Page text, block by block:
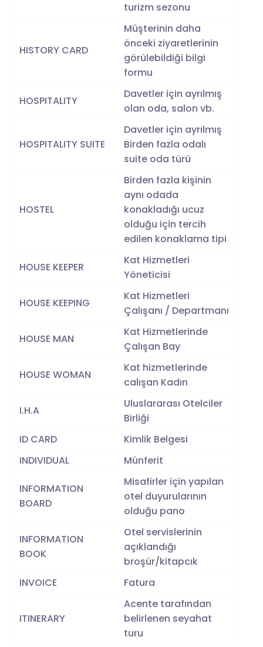
turizm sezonu
HISTORY CARD
Müşterinin daha
önceki ziyaretlerinin
görülebildiği bilgi
formu
HOSPITALITY
Davetler için ayrılmış
olan oda, salon vb.
HOSPITALITY SUITE
Davetler için ayrılmış
Birden fazla odalı
suite oda türü
HOSTEL
Birden fazla kişinin
aynı odada
konakladığı ucuz
olduğu için tercih
edilen konaklama tipi
HOUSE KEEPER
Kat Hizmetleri
Yöneticisi
HOUSE KEEPING
Kat Hizmetleri
Çalışanı / Departmanı
HOUSE MAN
Kat Hizmetlerinde
Çalışan Bay
HOUSE WOMAN
Kat hizmetlerinde
calışan Kadın
I.H.A
Uluslararası Otelciler
Birliği
ID CARD
Kimlik Belgesi
INDIVIDUAL
Münferit
INFORMATION
BOARD
Misafirler için yapılan
otel duyurularının
olduğu pano
INFORMATION
BOOK
Otel servislerinin
açıklandığı
broşür/kitapcık
INVOICE
Fatura
ITINERARY
Acente tarafından
belirlenen seyahat
turu